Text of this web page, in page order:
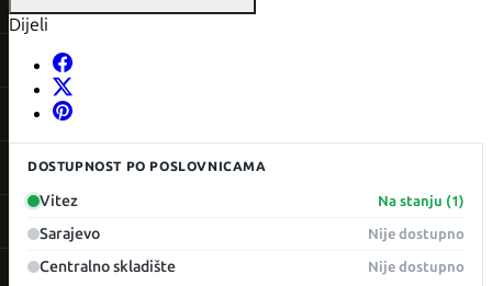
Dijeli
DOSTUPNOST PO POSLOVNICAMA
Vitez Na stanju (1)
Sarajevo Nije dostupno
Centralno skladište Nije dostupno